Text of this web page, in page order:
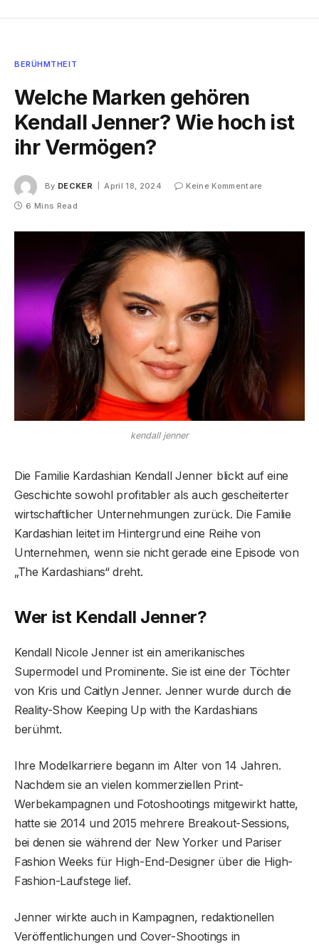
BERÜHMTHEIT
Welche Marken gehören
Kendall Jenner? Wie hoch ist
ihr Vermögen?
By DECKER April 18, 2024
Keine Kommentare
6 Mins Read
kendall jenner
Die Familie Kardashian Kendall Jenner blickt auf eine
Geschichte sowohl profitabler als auch gescheiterter
wirtschaftlicher Unternehmungen zurück. Die Familie
Kardashian leitet im Hintergrund eine Reihe von
Unternehmen, wenn sie nicht gerade eine Episode von
„The Kardashians“ dreht.
Wer ist Kendall Jenner?
Kendall Nicole Jenner ist ein amerikanisches
Supermodel und Prominente. Sie ist eine der Töchter
von Kris und Caitlyn Jenner. Jenner wurde durch die
Reality-Show Keeping Up with the Kardashians
berühmt.
Ihre Modelkarriere begann im Alter von 14 Jahren.
Nachdem sie an vielen kommerziellen Print-
Werbekampagnen und Fotoshootings mitgewirkt hatte,
hatte sie 2014 und 2015 mehrere Breakout-Sessions,
bei denen sie während der New Yorker und Pariser
Fashion Weeks für High-End-Designer über die High-
Fashion-Laufstege lief.
Jenner wirkte auch in Kampagnen, redaktionellen
Veröffentlichungen und Cover-Shootings in